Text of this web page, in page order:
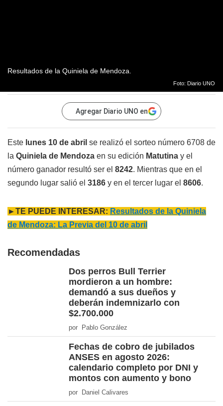
Resultados de la Quiniela de Mendoza.
Foto: Diario UNO
Agregar Diario UNO en
Este lunes 10 de abril se realizó el sorteo número 6708 de
la Quiniela de Mendoza en su edición Matutina y el
número ganador resultó ser el 8242. Mientras que en el
segundo lugar salió el 3186 y en el tercer lugar el 8606.
►TE PUEDE INTERESAR: Resultados de la Quiniela
de Mendoza: La Previa del 10 de abril
Recomendadas
Dos perros Bull Terrier
mordieron a un hombre:
demandó a sus dueños y
deberán indemnizarlo con
$2.700.000
por Pablo González
Fechas de cobro de jubilados
ANSES en agosto 2026:
calendario completo por DNI y
montos con aumento y bono
por Daniel Calivares